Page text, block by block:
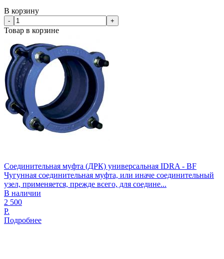
В корзину
- +
Товар в корзине
Соединительная муфта (ДРК) универсальная IDRA - BF
Чугунная соединительная муфта, или иначе соединительный
узел, применяется, прежде всего, для соедине...
В наличии
2 500
Р.
Подробнее